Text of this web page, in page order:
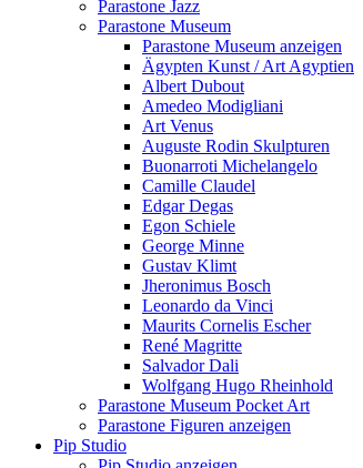
Parastone Jazz
Parastone Museum
Parastone Museum anzeigen
Ägypten Kunst / Art Agyptien
Albert Dubout
Amedeo Modigliani
Art Venus
Auguste Rodin Skulpturen
Buonarroti Michelangelo
Camille Claudel
Edgar Degas
Egon Schiele
George Minne
Gustav Klimt
Jheronimus Bosch
Leonardo da Vinci
Maurits Cornelis Escher
René Magritte
Salvador Dali
Wolfgang Hugo Rheinhold
Parastone Museum Pocket Art
Parastone Figuren anzeigen
Pip Studio